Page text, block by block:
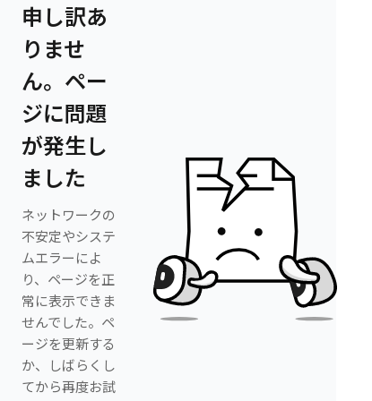
申し訳あ
りませ
ん。ペー
ジに問題
が発生し
ました
ネットワークの
不安定やシステ
ムエラーによ
り、ページを正
常に表示できま
せんでした。ペ
ージを更新する
か、しばらくし
てから再度お試